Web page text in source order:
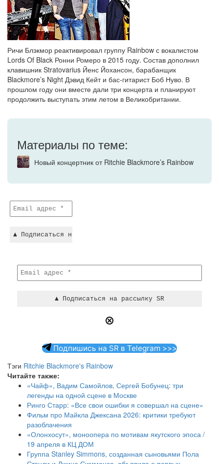
Ричи Блэкмор реактивировал группу Rainbow с вокалистом
Lords Of Black Ронни Ромеро в 2015 году. Состав дополнил
клавишник Stratovarius Йенс Йохансон, барабанщик
Blackmore’s Night Дэвид Кейт и бас-гитарист Боб Нуво. В
прошлом году они вместе дали три концерта и планируют
продолжить выступать этим летом в Великобритании.
Материалы по теме:
Новый концертник от Ritchie Blackmore’s Rainbow
Подпишись на SR в Telegram >>>
Тэги Ritchie Blackmore's Rainbow
Читайте также:
«Чайф», Вадим Самойлов, Сергей Бобунец: три
легенды на одной сцене в Москве
Ринго Старр: «Все свои ошибки я совершал на сцене»
Фильм про Майкла Джексана 2026: критики требуют
разоблачения
«Олонхосут», моноопера по мотивам якутского эпоса /
19 апреля в КЦ ДОМ
Группа Stanley Simmons, созданная сыновьями Пола